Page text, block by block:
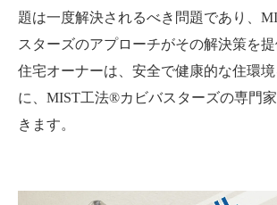
題は一度解決されるべき問題であり、
スターズのアプローチがその解決策を
住宅オーナーは、安全で健康的な住環
に、MIST工法®カビバスターズの専門
きます。